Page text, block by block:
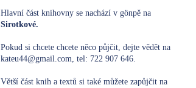
Hlavní část knihovny se nachází v gönpě na
Sirotkové.
Pokud si chcete chcete něco půjčit, dejte vědět na
kateu44@gmail.com, tel: 722 907 646.
Větší část knih a textů si také můžete zapůjčit na